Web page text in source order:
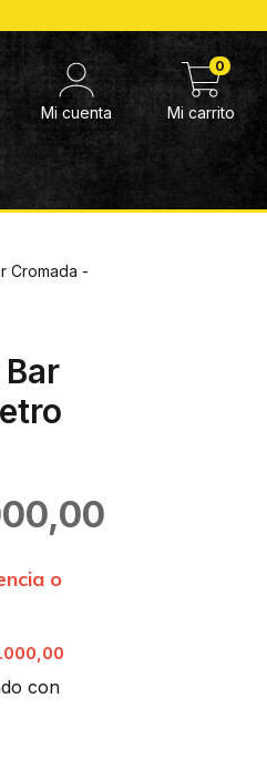
Mi cuenta Mi carrito
0
Cromada -
o
con